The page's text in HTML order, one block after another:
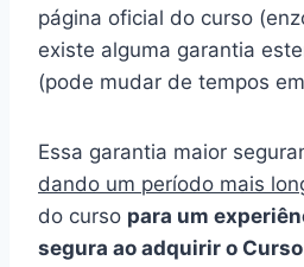
página oficial do curso
existe alguma garantia
(pode mudar de tempos
Essa garantia maior
dando um período mais
do curso para um
segura ao adquirir o